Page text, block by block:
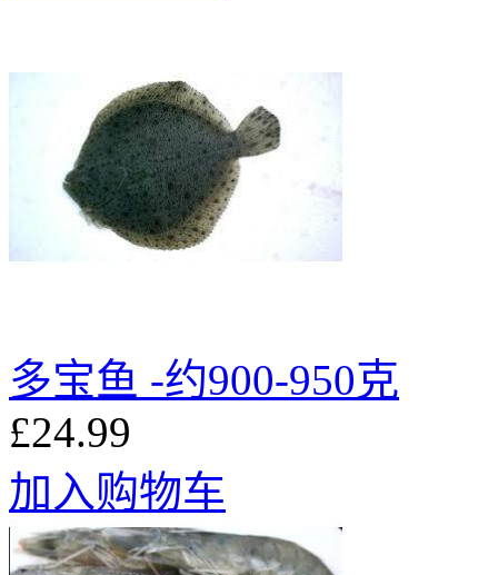
多宝鱼 -约900-950克
£24.99
加入购物车